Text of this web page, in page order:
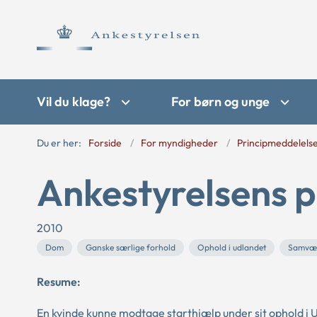
Vil du klage? For børn og unge
Du er her: Forside For myndigheder
Ankestyrelsens
2010
Dom Ganske særlige forhold Ophold i udlandet
Resume:
En kvinde kunne modtage starthjælp under sit ophold i